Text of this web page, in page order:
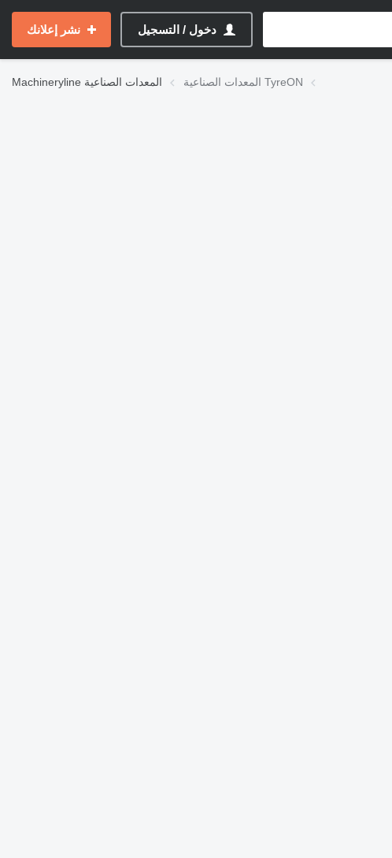
دخول / التسجيل نشر إعلانك
Machineryline المعدات الصناعية المعدات الصناعية TyreON